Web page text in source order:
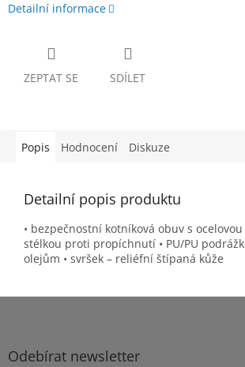
Detailní informace
ZEPTAT SE SDÍLET
Popis Hodnocení Diskuze
Detailní popis produktu
• bezpečnostní kotníková obuv s
stélkou proti propíchnutí • PU/PU
olejům • svršek – reliéfní štípaná kůže
Z
Odebírat newsletter